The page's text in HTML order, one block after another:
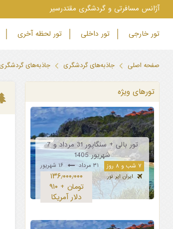
‫آژانس مسافرتی و گردشگری مقتدرسیر
تور خارجی تور داخلی تور لحظه آخری
صفحه اصلی جاذبه‌های گردشگری جاذبه‌های
تورهای ویژه
تور بالی + سنگاپور 31 مرداد و 7
شهریور 1405
۷ شب و ۸ روز ۳۱ مرداد
ایران ایر تور
۱۳۶٫۰۰۰٫۰۰۰
تومان + ۹۱۰
دلار آمریکا